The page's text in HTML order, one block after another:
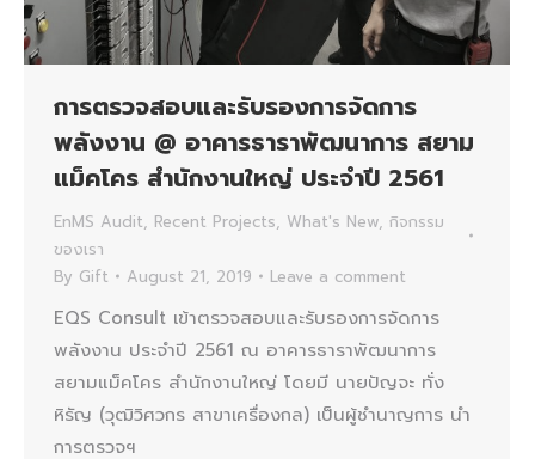
การตรวจสอบและรับรองการจัดการ
พลังงาน @ อาคารธาราพัฒนาการ สยาม
แม็คโคร สำนักงานใหญ่ ประจำปี 2561
EnMS Audit, Recent Projects, What's New, กิจกรรม
ของเรา
By Gift August 21, 2019 Leave a comment
EQS Consult เข้าตรวจสอบและรับรองการจัดการ
พลังงาน ประจำปี 2561 ณ อาคารธาราพัฒนาการ
สยามแม็คโคร สำนักงานใหญ่ โดยมี นายปัญจะ ทั่ง
หิรัญ (วุฒิวิศวกร สาขาเครื่องกล) เป็นผู้ชำนาญการ นำ
การตรวจฯ